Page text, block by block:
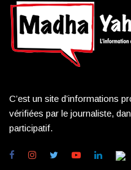
C’est un site d’informations
vérifiées par le journaliste,
participatif.